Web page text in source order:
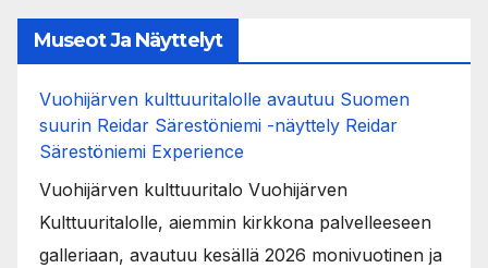
Museot Ja Näyttelyt
Vuohijärven kulttuuritalolle avautuu Suomen
suurin Reidar Särestöniemi -näyttely Reidar
Särestöniemi Experience
Vuohijärven kulttuuritalo Vuohijärven
Kulttuuritalolle, aiemmin kirkkona palvelleeseen
galleriaan, avautuu kesällä 2026 monivuotinen ja